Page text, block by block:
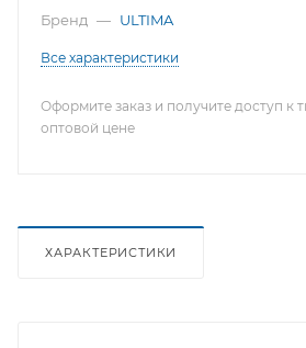
Бренд — ULTIMA
Все характеристики
Оформите заказ и получите доступ к
оптовой цене
ХАРАКТЕРИСТИКИ